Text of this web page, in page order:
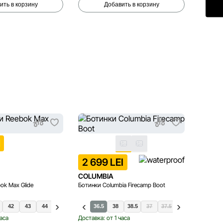
в корзину Добавить в корзину
Max Glide
42 43 44
2 699 LEI
COLUMBIA
Ботинки Columbia Firecamp Boot
36 36.5 38 38.5 37 37.5
Доставка: от 1 часа